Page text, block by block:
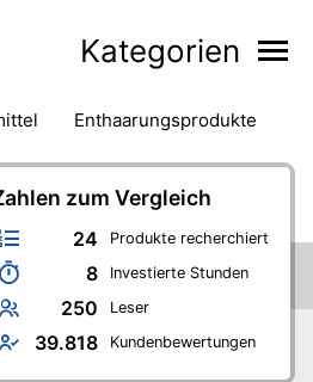
Kategorien
Enthaarungsprodukte
Nagelpflege
& Familienplanung
zum Vergleich
24 Produkte recherchiert
8 Investierte Stunden
250 Leser
39.818 Kundenbewertungen